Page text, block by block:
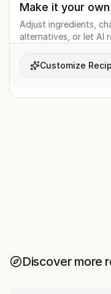
Make it your own
Adjust ingredients,
alternatives, or let AI
Customize
Discover more